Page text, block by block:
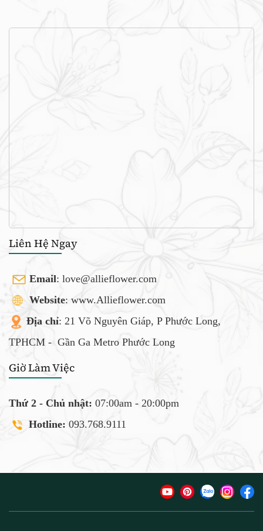
Liên Hệ Ngay
Email: love@allieflower.com
Website: www.Allieflower.com
Địa chỉ: 21 Võ Nguyên Giáp, P Phước Long,
TPHCM - Gần Ga Metro Phước Long
Giờ Làm Việc
Thứ 2 - Chủ nhật: 07:00am - 20:00pm
Hotline: 093.768.9111